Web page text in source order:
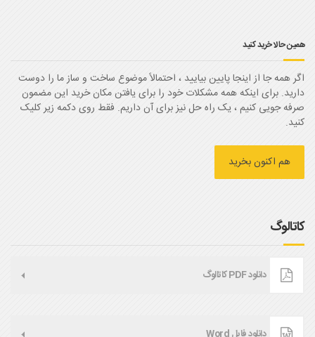
همین حالا خرید کنید
اگر همه جا از اینجا پایین بیایید ، احتمالاً موضوع ساخت و ساز ما را دوست
دارید. برای اینکه همه مشکلات خود را برای یافتن مکان خرید این مضمون
صرفه جویی کنیم ، یک راه حل نیز برای آن داریم. فقط روی دکمه زیر کلیک
کنید.
هم اکنون بخرید
کاتالوگ
دانلود PDF کاتالوگ